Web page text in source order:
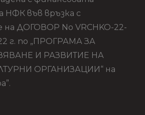
НФК във връзка с
на ДОГОВОР No VRCHKO-22-
г. по „ПРОГРАМА ЗА
И РАЗВИТИЕ НА
ОРГАНИЗАЦИИ“ на